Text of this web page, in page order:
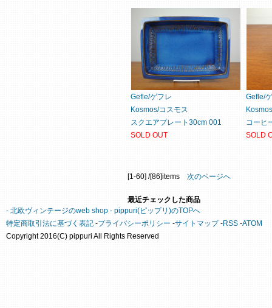
Gefle/ゲフレ
Kosmos/コスモス
スクエアプレート30cm 001
SOLD OUT
Gefle/
コーヒ
SOLD
[1-60] /[86]items 次のページへ
最近チェックした商品
- 北欧ヴィンテージのweb shop - pippuri(ピップリ)のTOPへ
特定商取引法に基づく表記 -プライバシーポリシー -サイトマップ-RSS -ATOM
Copyright 2016(C) pippuri All Rights Reserved